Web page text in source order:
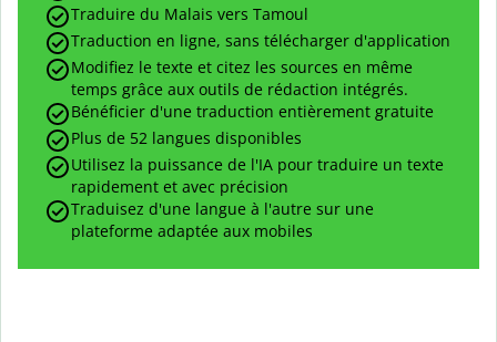
Traduire du Malais vers Tamoul
Traduction en ligne, sans télécharger d'application
Modifiez le texte et citez les sources en même
temps grâce aux outils de rédaction intégrés.
Bénéficier d'une traduction entièrement gratuite
Plus de 52 langues disponibles
Utilisez la puissance de l'IA pour traduire un texte
rapidement et avec précision
Traduisez d'une langue à l'autre sur une
plateforme adaptée aux mobiles